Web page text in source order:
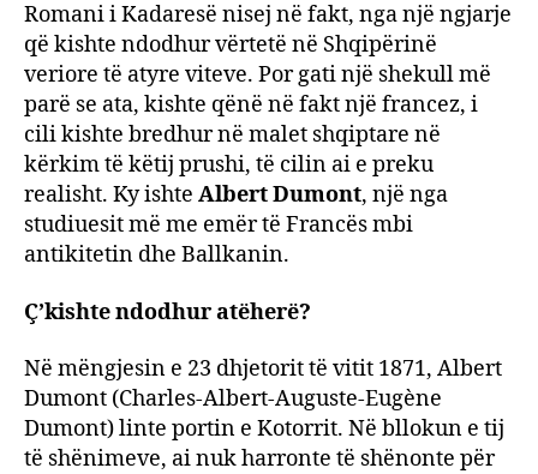
Romani i Kadaresë nisej në fakt, nga një ngjarje
që kishte ndodhur vërtetë në Shqipërinë
veriore të atyre viteve. Por gati një shekull më
parë se ata, kishte qënë në fakt një francez, i
cili kishte bredhur në malet shqiptare në
kërkim të këtij prushi, të cilin ai e preku
realisht. Ky ishte Albert Dumont, një nga
studiuesit më me emër të Francës mbi
antikitetin dhe Ballkanin.
Ç’kishte ndodhur atëherë?
Në mëngjesin e 23 dhjetorit të vitit 1871, Albert
Dumont (Charles-Albert-Auguste-Eugène
Dumont) linte portin e Kotorrit. Në bllokun e tij
të shënimeve, ai nuk harronte të shënonte për